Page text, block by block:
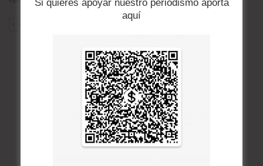
Si quieres apoyar nuestro periodismo aporta
aquí